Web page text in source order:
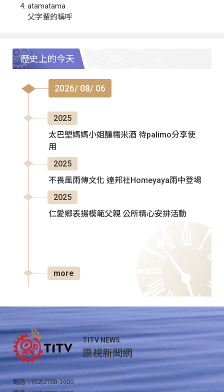
atamatama
父字輩的稱呼
歷史上的今天
2026/ 08/ 06
2025
太巴塱媽媽小姐釀糯米酒 待palimo分享使
用
2025
不畏風雨傳文化 達邦社Homeyaya雨中登場
2025
仁愛鄉表揚模範父親 公所精心安排活動
more
TITV NEWS
原視新聞網
電話：(02)2788-1600